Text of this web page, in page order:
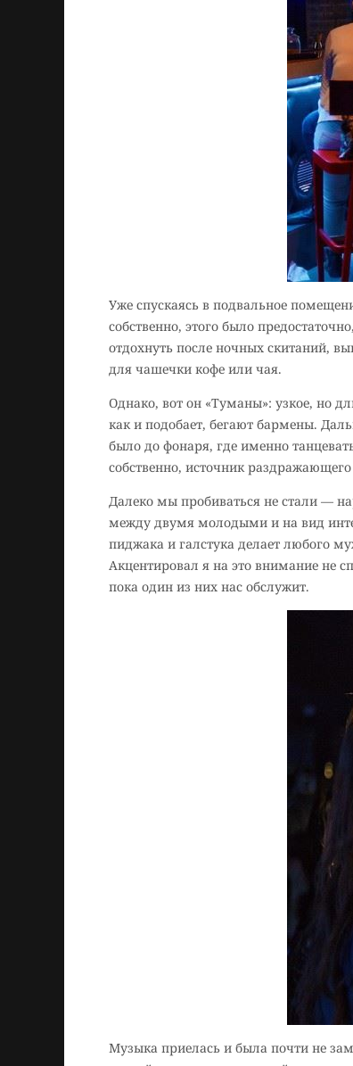
Уже спускаясь в подвальное
собственно, этого было
отдохнуть после ночных скитаний,
для чашечки кофе или чая.
Однако, вот он «Туманы»: узкое, но
как и подобает, бегают бармены.
было до фонаря, где именно
собственно, источник
Далеко мы пробиваться не стали —
между двумя молодыми и на вид
пиджака и галстука делает любого
Акцентировал я на это внимание не
пока один из них нас обслужит.
Музыка приелась и была почти не